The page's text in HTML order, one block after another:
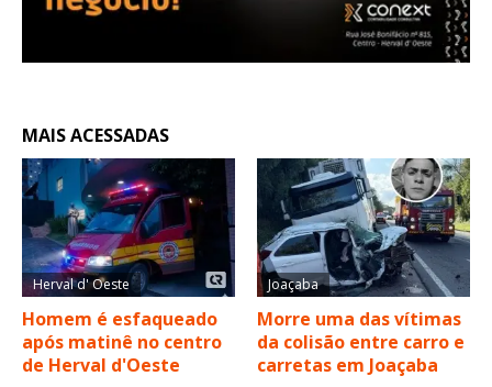
MAIS ACESSADAS
Herval d' Oeste
Homem é esfaqueado
após matinê no centro
de Herval d'Oeste
Joaçaba
Morre uma das vítimas
da colisão entre carro e
carretas em Joaçaba